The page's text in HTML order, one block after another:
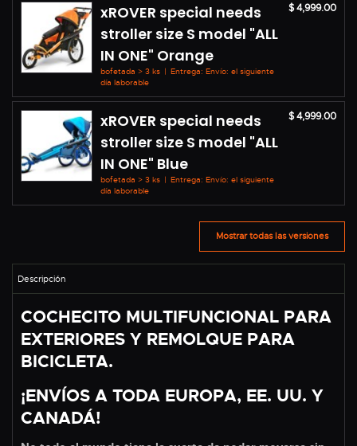
xROVER special needs
stroller size S model "ALL
IN ONE" Orange
bofetada > 3 ks | Entrega: Envío: el siguiente
día laborable
$ 4,999.00
xROVER special needs
stroller size S model "ALL
IN ONE" Blue
bofetada > 3 ks | Entrega: Envío: el siguiente
día laborable
$ 4,999.00
Mostrar todas las versiones
COCHECITO MULTIFUNCIONAL PARA
EXTERIORES Y REMOLQUE PARA
BICICLETA.
¡ENVÍOS A TODA EUROPA, EE. UU. Y
CANADÁ!